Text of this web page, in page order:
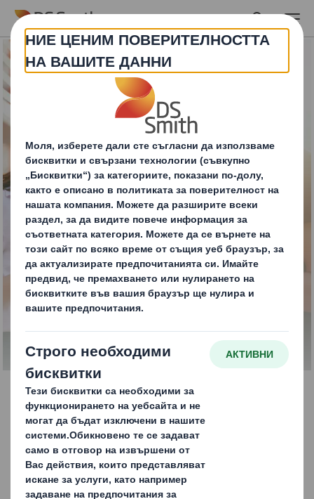
Skip to main content
Потребителско
преживяване
ВРЪЗКА С НАС
Потребителско
преживяване